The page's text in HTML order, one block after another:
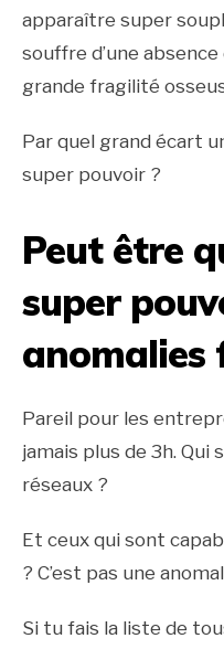
apparaître super
souffre d’une
grande fragilité
Par quel grand écart
super pouvoir ?
Peut être
super
anomalies
Pareil pour les
jamais plus de 3h. Qui
réseaux ?
Et ceux qui sont
? C’est pas une
Si tu fais la liste de